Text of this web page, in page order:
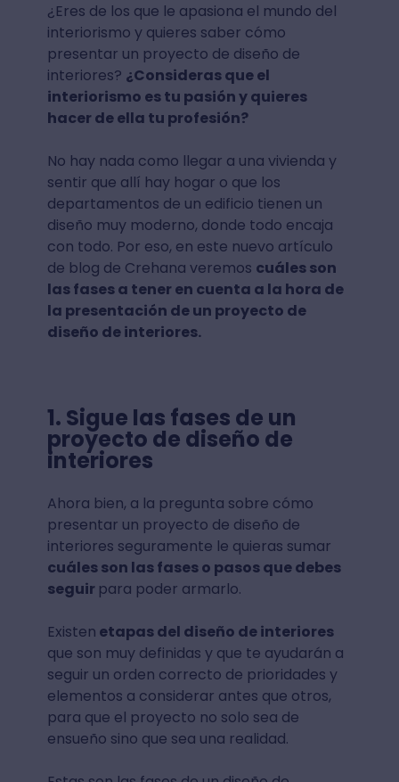
¿Eres de los que le apasiona el mundo del
interiorismo y quieres saber cómo
presentar un proyecto de diseño de
interiores? ¿Consideras que el
interiorismo es tu pasión y quieres
hacer de ella tu profesión?
No hay nada como llegar a una vivienda y
sentir que allí hay hogar o que los
departamentos de un edificio tienen un
diseño muy moderno, donde todo encaja
con todo. Por eso, en este nuevo artículo
de blog de Crehana veremos cuáles son
las fases a tener en cuenta a la hora de
la presentación de un proyecto de
diseño de interiores.
1. Sigue las fases de un
proyecto de diseño de
interiores
Ahora bien, a la pregunta sobre cómo
presentar un proyecto de diseño de
interiores seguramente le quieras sumar
cuáles son las fases o pasos que debes
seguir para poder armarlo.
Existen etapas del diseño de interiores
que son muy definidas y que te ayudarán a
seguir un orden correcto de prioridades y
elementos a considerar antes que otros,
para que el proyecto no solo sea de
ensueño sino que sea una realidad.